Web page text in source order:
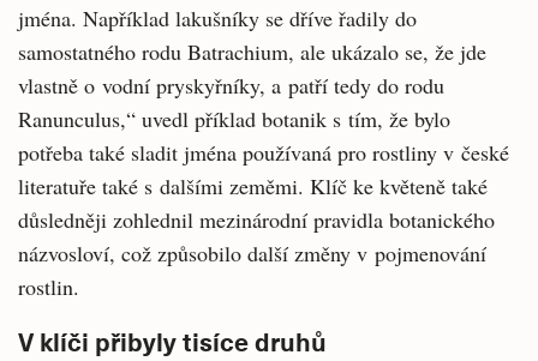
jména. Například lakušníky se dříve řadily do
samostatného rodu Batrachium, ale ukázalo se, že jde
vlastně o vodní pryskyřníky, a patří tedy do rodu
Ranunculus,“ uvedl příklad botanik s tím, že bylo
potřeba také sladit jména používaná pro rostliny v české
literatuře také s dalšími zeměmi. Klíč ke květeně také
důsledněji zohlednil mezinárodní pravidla botanického
názvosloví, což způsobilo další změny v pojmenování
rostlin.
V klíči přibyly tisíce druhů